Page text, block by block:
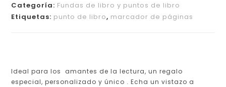
Categoría: Fundas de libro y puntos de libro
Etiquetas: punto de libro, marcador de páginas
Ideal para los amantes de la lectura, un regalo
especial, personalizado y único . Echa un vistazo a